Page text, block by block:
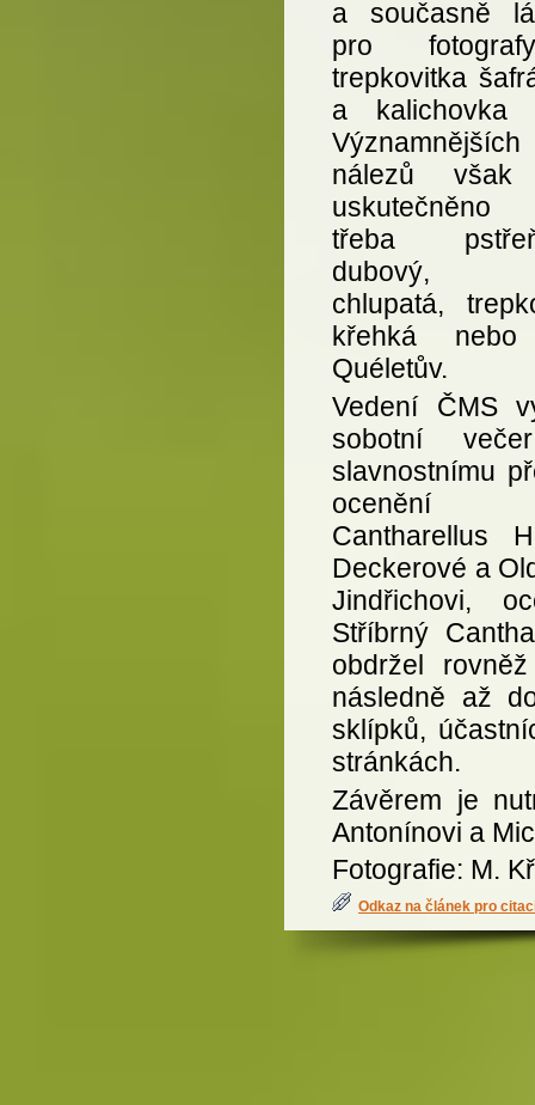
a současně
pro
trepkovitka
a kalichovka
Významnějších
nálezů však
uskutečněno
třeba
dubový,
chlupatá,
křehká
Quéletův.
Vedení ČMS
sobotní
slavnostnímu
ocenění
Cantharellus
Deckerové a
Jindřichovi,
Stříbrný
obdržel
následně až
sklípků,
stránkách.
Závěrem je
Antonínovi a
Fotografie: M.
Odkaz na článek pro